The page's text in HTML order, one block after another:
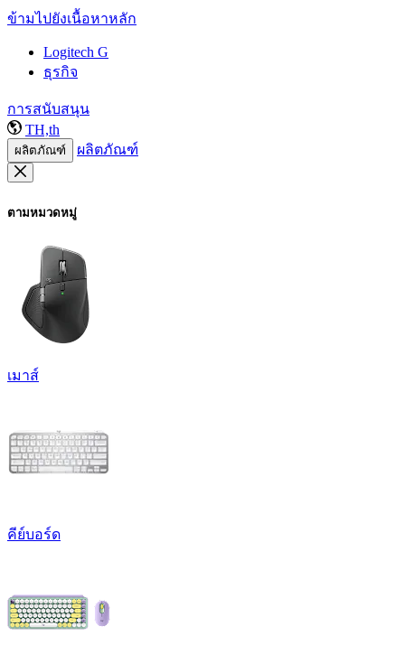
ข้ามไปยังเนื้อหาหลัก
Logitech G
ธุรกิจ
การสนับสนุน
TH,th
ผลิตภัณฑ์ ผลิตภัณฑ์
ตามหมวดหมู่
เมาส์
คีย์บอร์ด